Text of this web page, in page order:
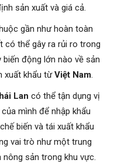
sản xuất và giá cả.
gần như hoàn toàn
có thể gây ra rủi ro trong
động lớn nào về sản
xuất khẩu từViệt Nam.
Lan có thể tận dụng vị
mình để nhập khẩu
biến và tái xuất khẩu
vai trò như một trung
sản trong khu vực.